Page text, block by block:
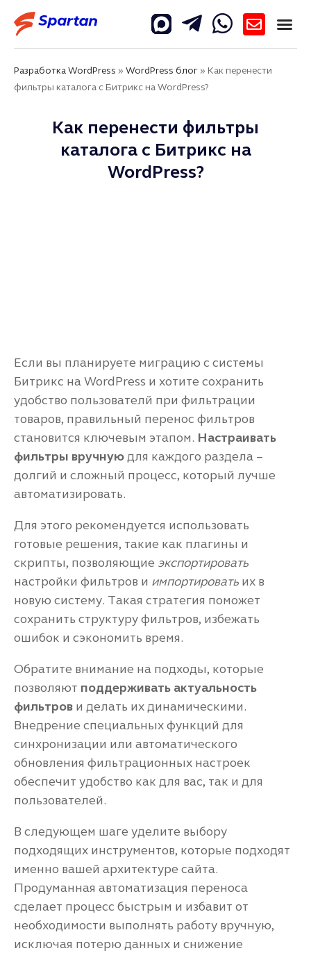
Разработка WordPress » WordPress блог » Как перенести
фильтры каталога с Битрикс на WordPress?
Как перенести фильтры
каталога с Битрикс на
WordPress?
Если вы планируете миграцию с системы
Битрикс на WordPress и хотите сохранить
удобство пользователй при фильтрации
товаров, правильный перенос фильтров
становится ключевым этапом. Настраивать
фильтры вручнуюдля каждого раздела –
долгий и сложный процесс, который лучше
автоматизировать.
Для этого рекомендуется использовать
готовые решения, такие как плагины и
скрипты, позволяющие экспортировать
настройки фильтров и импортировать их в
новую систему. Такая стратегия поможет
сохранить структуру фильтров, избежать
ошибок и сэкономить время.
Обратите внимание на подходы, которые
позволяют поддерживать актуальность
фильтров и делать их динамическими.
Внедрение специальных функций для
синхронизации или автоматического
обновления фильтрационных настроек
обеспечит удобство как для вас, так и для
пользователей.
В следующем шаге уделите выбору
подходящих инструментов, которые подходят
именно вашей архитектуре сайта.
Продуманная автоматизация переноса
сделает процесс быстрым и избавит от
необходимости выполнять работу вручную,
исключая потерю данных и снижение